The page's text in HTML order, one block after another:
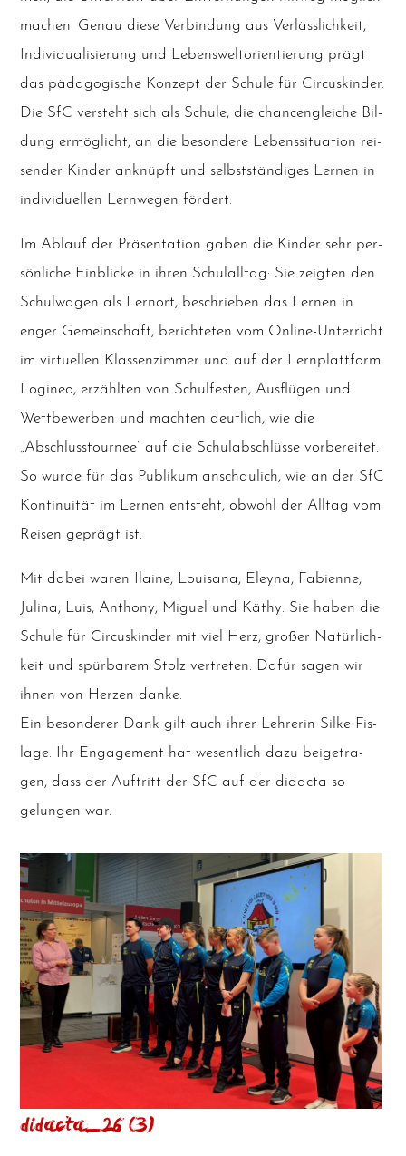
machen. Genau die­se Ver­bin­dung aus Ver­läss­lich­keit,
Indi­vi­dua­li­sie­rung und Lebens­welt­ori­en­tie­rung prägt
das päd­ago­gi­sche Kon­zept der Schu­le für Cir­cus­kin­der.
Die SfC ver­steht sich als Schu­le, die chan­cen­glei­che Bil­
dung ermög­licht, an die beson­de­re Lebens­si­tua­ti­on rei­
sen­der Kin­der anknüpft und selbst­stän­di­ges Ler­nen in
indi­vi­du­el­len Lern­we­gen fördert.
Im Ablauf der Prä­sen­ta­ti­on gaben die Kin­der sehr per­
sön­li­che Ein­bli­cke in ihren Schul­all­tag: Sie zeig­ten den
Schul­wa­gen als Lern­ort, beschrie­ben das Ler­nen in
enger Gemein­schaft, berich­te­ten vom Online-Unter­richt
im vir­tu­el­len Klas­sen­zim­mer und auf der Lern­platt­form
Log­i­n­eo, erzähl­ten von Schul­fes­ten, Aus­flü­gen und
Wett­be­wer­ben und mach­ten deut­lich, wie die
„Abschluss­tour­nee“ auf die Schul­ab­schlüs­se vor­be­rei­tet.
So wur­de für das Publi­kum anschau­lich, wie an der SfC
Kon­ti­nui­tät im Ler­nen ent­steht, obwohl der All­tag vom
Rei­sen geprägt ist.
Mit dabei waren Ilai­ne, Loui­sa­na, Eley­na, Fabi­en­ne,
Juli­na, Luis, Antho­ny, Miguel und Käthy. Sie haben die
Schu­le für Cir­cus­kin­der mit viel Herz, gro­ßer Natür­lich­
keit und spür­ba­rem Stolz ver­tre­ten. Dafür sagen wir
ihnen von Her­zen dan­ke.
Ein beson­de­rer Dank gilt auch ihrer Leh­re­rin Sil­ke Fis­
la­ge. Ihr Enga­ge­ment hat wesent­lich dazu bei­getra­
gen, dass der Auf­tritt der SfC auf der didac­ta so
gelun­gen war.
didacta_26 (3)